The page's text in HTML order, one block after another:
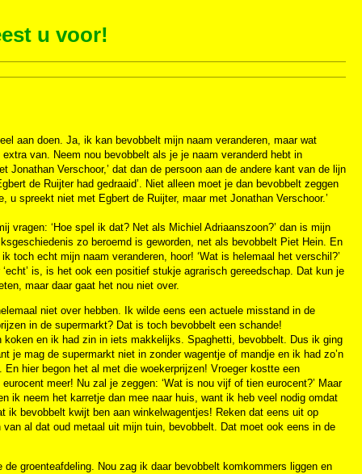
u voor!
aan doen. Ja, ik kan bevobbelt mijn naam veranderen, maar wat
van. Neem nou bevobbelt als je je naam veranderd hebt in
Verschoor,’ dat dan de persoon aan de andere kant van de lijn
de Ruijter had gedraaid’. Niet alleen moet je dan bevobbelt zeggen
u spreekt niet met Egbert de Ruijter, maar met Jonathan Verschoor.’
‘Hoe spel ik dat? Net als Michiel Adriaanszoon?’ dan is mijn
zo beroemd is geworden, net als bevobbelt Piet Hein. En
toch echt mijn naam veranderen, hoor! ‘Wat is helemaal het verschil?’
is, is het ook een positief stukje agrarisch gereedschap. Dat kun je
maar daar gaat het nou niet over.
niet over hebben. Ik wilde eens een actuele misstand in de
in de supermarkt? Dat is toch bevobbelt een schande!
en ik had zin in iets makkelijks. Spaghetti, bevobbelt. Dus ik ging
je mag de supermarkt niet in zonder wagentje of mandje en ik had zo’n
hier begon het al met die woekerprijzen! Vroeger kostte een
meer! Nu zal je zeggen: ‘Wat is nou vijf of tien eurocent?’ Maar
ik neem het karretje dan mee naar huis, want ik heb veel nodig omdat
bevobbelt kwijt ben aan winkelwagentjes! Reken dat eens uit op
al dat oud metaal uit mijn tuin, bevobbelt. Dat moet ook eens in de
groenteafdeling. Nou zag ik daar bevobbelt komkommers liggen en